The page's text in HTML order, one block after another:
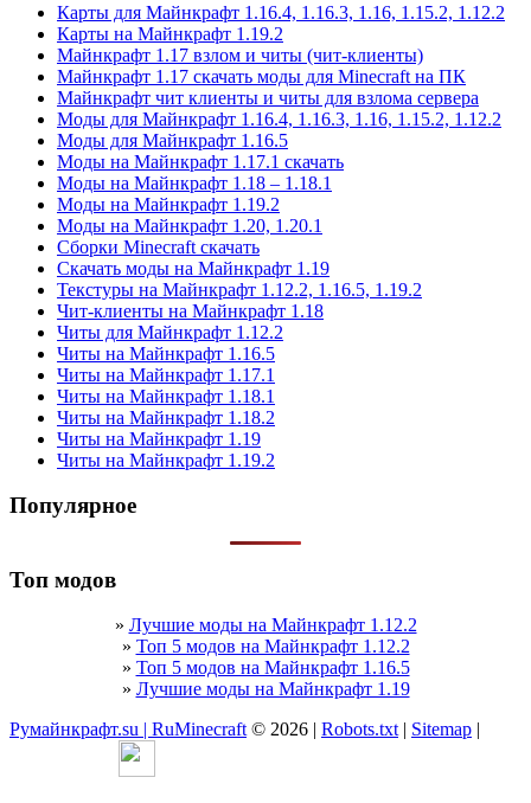
Карты для Майнкрафт 1.16.4, 1.16.3, 1.16, 1.15.2, 1.12.2
Карты на Майнкрафт 1.19.2
Майнкрафт 1.17 взлом и читы (чит-клиенты)
Майнкрафт 1.17 скачать моды для Minecraft на ПК
Майнкрафт чит клиенты и читы для взлома сервера
Моды для Майнкрафт 1.16.4, 1.16.3, 1.16, 1.15.2, 1.12.2
Моды для Майнкрафт 1.16.5
Моды на Майнкрафт 1.17.1 скачать
Моды на Майнкрафт 1.18 – 1.18.1
Моды на Майнкрафт 1.19.2
Моды на Майнкрафт 1.20, 1.20.1
Сборки Minecraft скачать
Скачать моды на Майнкрафт 1.19
Текстуры на Майнкрафт 1.12.2, 1.16.5, 1.19.2
Чит-клиенты на Майнкрафт 1.18
Читы для Майнкрафт 1.12.2
Читы на Майнкрафт 1.16.5
Читы на Майнкрафт 1.17.1
Читы на Майнкрафт 1.18.1
Читы на Майнкрафт 1.18.2
Читы на Майнкрафт 1.19
Читы на Майнкрафт 1.19.2
Популярное
Топ модов
» Лучшие моды на Майнкрафт 1.12.2
» Топ 5 модов на Майнкрафт 1.12.2
» Топ 5 модов на Майнкрафт 1.16.5
» Лучшие моды на Майнкрафт 1.19
Румайнкрафт.su | RuMinecraft© 2026 | Robots.txt| Sitemap |